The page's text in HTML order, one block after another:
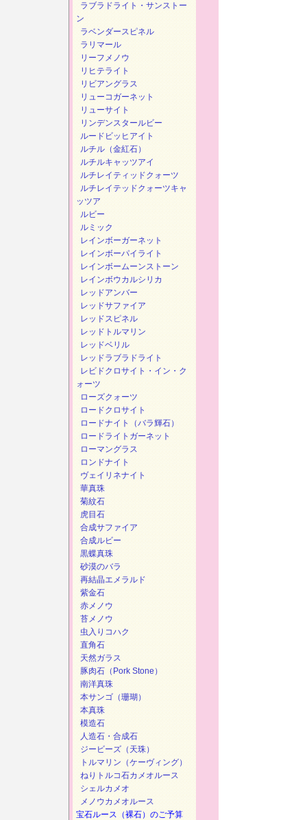
ラブラドライト・サンストー
ン
ラベンダースピネル
ラリマール
リーフメノウ
リヒテライト
リビアングラス
リューコガーネット
リューサイト
リンデンスタールビー
ルードビッヒアイト
ルチル（金紅石）
ルチルキャッツアイ
ルチレイティッドクォーツ
ルチレイテッドクォーツキャ
ッツア
ルビー
ルミック
レインボーガーネット
レインボーパイライト
レインボームーンストーン
レインボウカルシリカ
レッドアンバー
レッドサファイア
レッドスピネル
レッドトルマリン
レッドベリル
レッドラブラドライト
レビドクロサイト・イン・ク
ォーツ
ローズクォーツ
ロードクロサイト
ロードナイト（バラ輝石）
ロードライトガーネット
ローマングラス
ロンドナイト
ヴェイリネナイト
華真珠
菊紋石
虎目石
合成サファイア
合成ルビー
黒蝶真珠
砂漠のバラ
再結晶エメラルド
紫金石
赤メノウ
苔メノウ
虫入りコハク
直角石
天然ガラス
豚肉石（Pork Stone）
南洋真珠
本サンゴ（珊瑚）
本真珠
模造石
人造石・合成石
ジービーズ（天珠）
トルマリン（ケーヴィング）
ねりトルコ石カメオルース
シェルカメオ
メノウカメオルース
宝石ルース（裸石）のご予算